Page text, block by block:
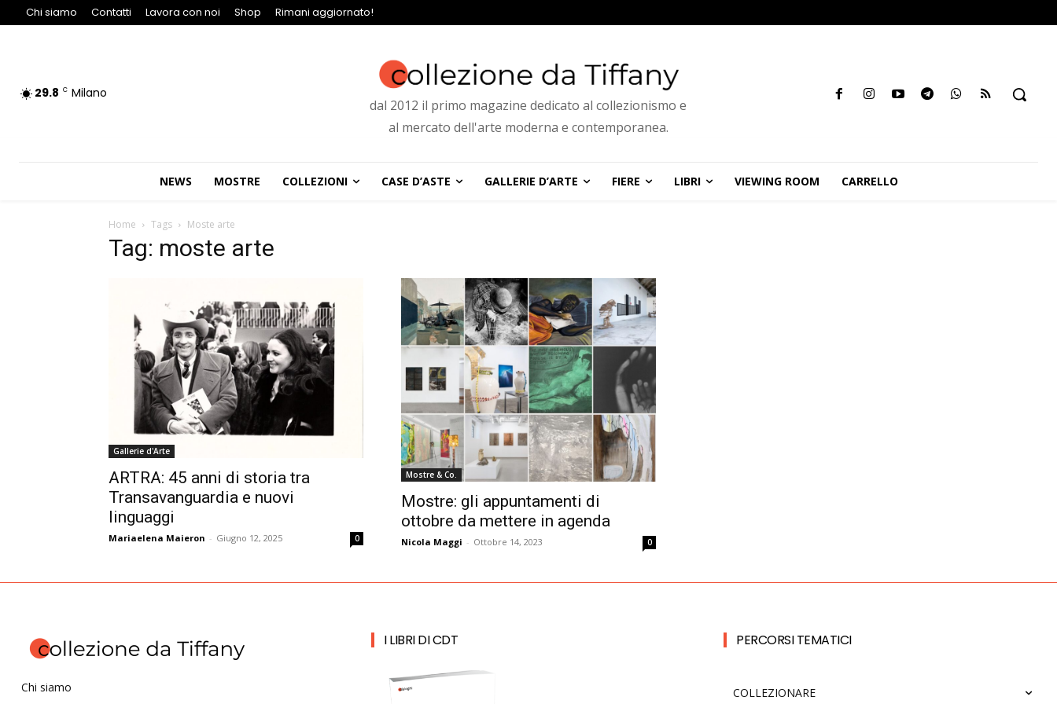
Chi siamo Contatti Lavora con noi Shop Rimani aggiornato!
29.8 C Milano
dal 2012 il primo magazine dedicato al collezionismo e
al mercato dell'arte moderna e contemporanea.
NEWS MOSTRE COLLEZIONI CASE D’ASTE GALLERIE D’ARTE FIERE LIBRI VIEWING ROOM CARRELLO
Home Tags Moste arte
Tag: moste arte
Gallerie d'Arte
ARTRA: 45 anni di storia tra
Transavanguardia e nuovi
linguaggi
Mariaelena Maieron - Giugno 12, 2025 0
Mostre & Co.
Mostre: gli appuntamenti di
ottobre da mettere in agenda
Nicola Maggi - Ottobre 14, 2023 0
Chi siamo
I LIBRI DI CDT PERCORSI TEMATICI
COLLEZIONARE